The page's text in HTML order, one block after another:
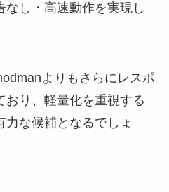
なし・高速動作を実現し
よりもさらにレスポ
おり、軽量化を重視する
な候補となるでしょ